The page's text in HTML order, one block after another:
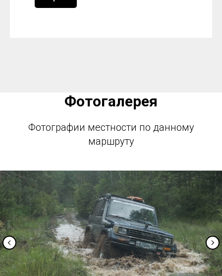
Фотогалерея
Фотографии местности по данному
маршруту